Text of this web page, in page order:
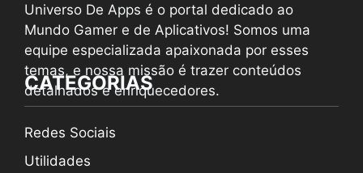
Universo De Apps é o portal dedicado ao
Mundo Gamer e de Aplicativos! Somos uma
equipe especializada apaixonada por esses
temas, e nossa missão é trazer conteúdos
detalhados e enriquecedores.
CATEGORIAS
Redes Sociais
Utilidades